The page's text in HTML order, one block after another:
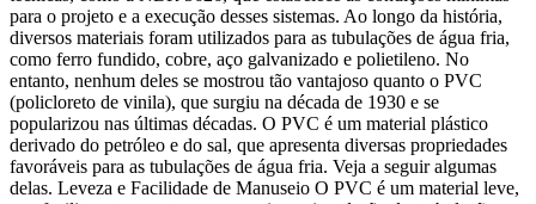
para o projeto e a execução desses sistemas. Ao longo da história,
diversos materiais foram utilizados para as tubulações de água fria,
como ferro fundido, cobre, aço galvanizado e polietileno. No
entanto, nenhum deles se mostrou tão vantajoso quanto o PVC
(policloreto de vinila), que surgiu na década de 1930 e se
popularizou nas últimas décadas. O PVC é um material plástico
derivado do petróleo e do sal, que apresenta diversas propriedades
favoráveis para as tubulações de água fria. Veja a seguir algumas
delas. Leveza e Facilidade de Manuseio O PVC é um material leve,